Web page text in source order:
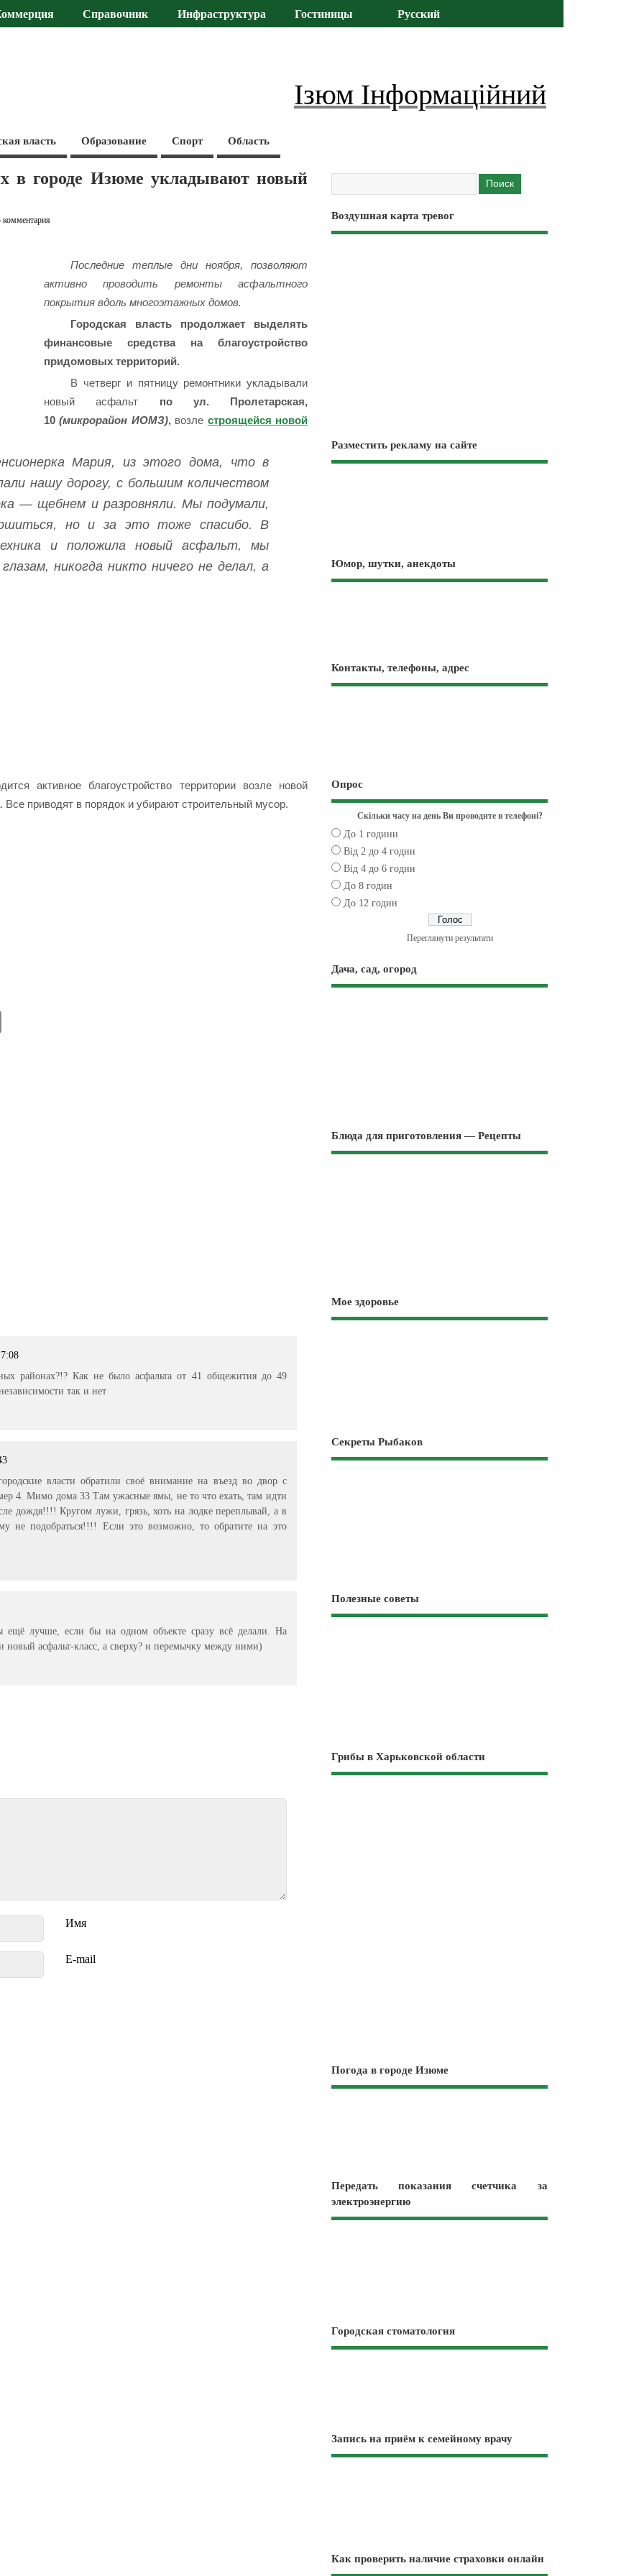
Справочник Инфраструктура Гостиницы Русский
Ізюм Інформаційний
власть Образование Спорт Область
в городе Изюме укладывают новый
комментария
Последние теплые дни ноября, позволяют
активно проводить ремонты асфальтного
покрытия вдоль многоэтажных домов.
Городская власть продолжает выделять
финансовые средства на благоустройство
придомовых территорий.
В четверг и пятницу ремонтники укладывали
новый асфальт по ул. Пролетарская,
10(микрорайон ИОМЗ),возле строящейся новой
Мария, из этого дома, что в
нашу дорогу, с большим количеством
— щебнем и разровняли. Мы подумали,
но и за это тоже спасибо. В
и положила новый асфальт, мы
никогда никто ничего не делал, а
активное благоустройство территории возле новой
приводят в порядок и убирают строительный мусор.
районах?!? Как не было асфальта от 41 общежития до 49
так и нет
власти обратили своё внимание на въезд во двор с
4. Мимо дома 33 Там ужасные ямы, не то что ехать, там идти
дождя!!!! Кругом лужи, грязь, хоть на лодке переплывай, а в
не подобраться!!!! Если это возможно, то обратите на это
лучше, если бы на одном объекте сразу всё делали. На
новый асфальт-класс, а сверху? и перемычку между ними)
Имя
E-mail
Воздушная карта тревог
Разместить рекламу на сайте
Юмор, шутки, анекдоты
Контакты, телефоны, адрес
Опрос
Скільки часу на день Ви проводите в телефоні?
До 1 години
Від 2 до 4 годин
Від 4 до 6 годин
До 8 годин
До 12 годин
Переглянути результати
Дача, сад, огород
Блюда для приготовления — Рецепты
Мое здоровье
Секреты Рыбаков
Полезные советы
Грибы в Харьковской области
Погода в городе Изюме
Передать показания счетчика за
электроэнергию
Городская стоматология
Запись на приём к семейному врачу
Как проверить наличие страховки онлайн